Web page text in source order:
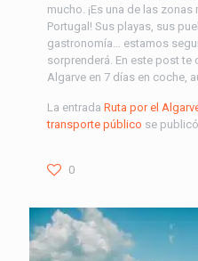
mucho. ¡Es una de las
Portugal! Sus playas, sus
gastronomía… estamos
sorprenderá. En este post te
Algarve en 7 días en coche,
La entrada Ruta por el
transporte público se
0